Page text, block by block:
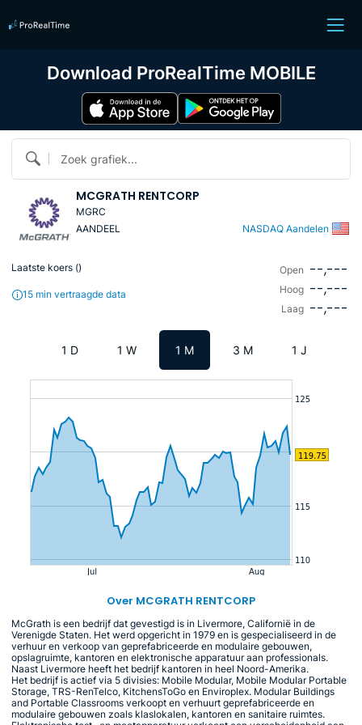
Zoek grafiek...
MCGRATH RENTCORP
MGRC
AANDEEL
NASDAQ Aandelen
Laatste koers ()
15 min vertraagde data
Open --,---
Hoog --,---
Laag --,---
1 D 1 W 1 M 3 M 1 J
Over MCGRATH RENTCORP
McGrath is een bedrijf dat gevestigd is in Livermore, Californië in de
Verenigde Staten. Het werd opgericht in 1979 en is gespecialiseerd in de
verhuur en verkoop van geprefabriceerde en modulaire gebouwen,
opslagruimte, kantoren en elektronische apparatuur aan professionals.
Naast Livermore heeft het bedrijf kantoren in heel Noord-Amerika.
Het bedrijf is actief via 5 divisies: Mobile Modular, Mobile Modular Portable
Storage, TRS-RenTelco, KitchensToGo en Enviroplex. Modular Buildings
and Portable Classrooms verkoopt en verhuurt geprefabriceerde en
modulaire gebouwen zoals klaslokalen, kantoren en sanitaire ruimtes.
Download ProRealTime MOBILE